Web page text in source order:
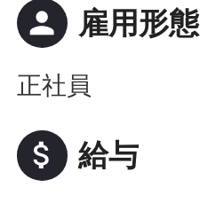
person 雇用形態
正社員
attach_money 給与